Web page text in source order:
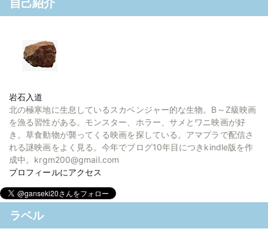
自己紹介
岩石入道
北の極寒地に生息しているスカベンジャー的な生物。B～Z級映画
を漁る習性がある。モンスター、ホラー、サメとワニ映画が好
き。草食動物が襲ってくる映画を探している。アマプラで配信さ
れる謎映画をよく見る。今年でブログ10年目につきkindle版を作
成中。krgm200@gmail.com
プロフィールにアクセス
ラベル